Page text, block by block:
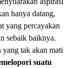
hanya datang,
yang percayakan
sebaik baiknya.
yang tak akan mati
suatu